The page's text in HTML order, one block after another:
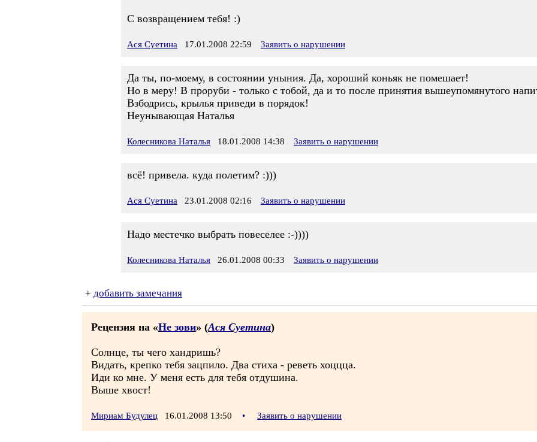
С возвращением тебя! :)
Ася Суетина 17.01.2008 22:59 Заявить о нарушении
Да ты, по-моему, в состоянии уныния. Да, хороший коньяк не помешает!
Но в меру! В проруби - только с тобой, да и то после принятия вышеупомянутого
Взбодрись, крылья приведи в порядок!
Неунывающая Наталья
Колесникова Наталья 18.01.2008 14:38 Заявить о нарушении
всё! привела. куда полетим? :)))
Ася Суетина 23.01.2008 02:16 Заявить о нарушении
Надо местечко выбрать повеселее :-))))
Колесникова Наталья 26.01.2008 00:33 Заявить о нарушении
+ добавить замечания
Рецензия на «Не зови» (Ася Суетина)
Солнце, ты чего хандришь?
Видать, крепко тебя зацпило. Два стиха - реветь хоццца.
Иди ко мне. У меня есть для тебя отдушина.
Выше хвост!
Мириам Будулец 16.01.2008 13:50 • Заявить о нарушении